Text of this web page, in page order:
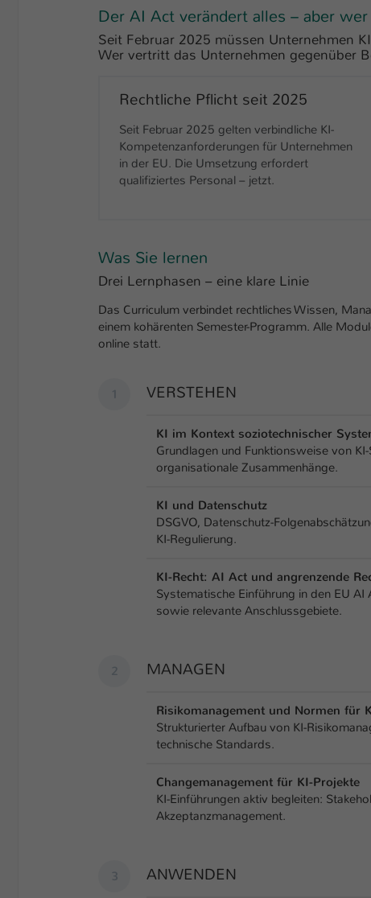
Der AI Act verändert alles – aber
Seit Februar 2025 müssen Unternehmen
Wer vertritt das Unternehmen gegenüber
Rechtliche Pflicht seit 2025
Seit Februar 2025 gelten verbindliche KI-
Kompetenzanforderungen für Unternehmen
in der EU. Die Umsetzung erfordert
qualifiziertes Personal – jetzt.
Was Sie lernen
Drei Lernphasen – eine klare Linie
Das Curriculum verbindet rechtliches Wissen,
einem kohärenten Semester-Programm. Alle
online statt.
­­VERSTEHEN
KI im Kontext soziotechnischer
Grundlagen und Funktionsweise von
organisationale Zusammenhänge.
KI und Datenschutz
DSGVO, Datenschutz-
KI-Regulierung.
KI-Recht: AI Act und angrenzende
Systematische Einführung in den EU
sowie relevante Anschlussgebiete.
MANAGEN
Risikomanagement und Normen für
Strukturierter Aufbau von KI-
technische Standards.
Changemanagement für KI-Projekte
KI-Einführungen aktiv begleiten:
Akzeptanzmanagement.
ANWENDEN